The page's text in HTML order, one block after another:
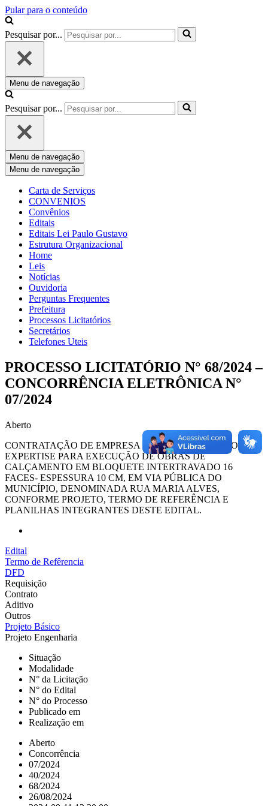
Pular para o conteúdo
Pesquisar por...
Menu de navegação
Pesquisar por...
Menu de navegação
Menu de navegação
Carta de Serviços
CONVENIOS
Convênios
Editais
Editais Lei Paulo Gustavo
Estrutura Organizacional
Home
Leis
Notícias
Ouvidoria
Perguntas Frequentes
Prefeitura
Processos Licitatórios
Secretários
Telefones Uteis
PROCESSO LICITATÓRIO N° 68/2024 –
CONCORRÊNCIA ELETRÔNICA N°
07/2024
Aberto
CONTRATAÇÃO DE EMPRESA DE ENGENHARIA COM
EXPERTISE PARA EXECUÇÃO DE OBRAS DE
CALÇAMENTO EM BLOQUETE INTERTRAVADO 16
FACES- ESPESSURA 10 CM, EM VIA PÚBLICA DO
MUNICÍPIO, DENOMINADA RUA MARIA ALVES,
CONFORME PROJETO, TERMO DE REFERÊNCIA E
PLANILHAS INTEGRANTES DESTE EDITAL.
Edital
Termo de Refêrencia
DFD
Requisição
Contrato
Aditivo
Outros
Projeto Básico
Projeto Engenharia
Situação
Modalidade
N° da Licitação
N° do Edital
N° do Processo
Publicado em
Realização em
Aberto
Concorrência
07/2024
40/2024
68/2024
26/08/2024